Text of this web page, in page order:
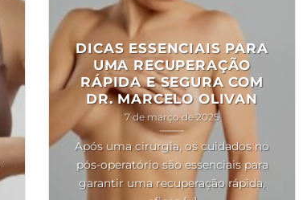
DICAS ESSENCIAIS PARA
UMA RECUPERAÇÃO
RÁPIDA E SEGURA COM
DR. MARCELO OLIVAN
7 de março de 2025
Após uma cirurgia, os cuidados no
pós-operatório são essenciais para
garantir uma recuperação rápida,